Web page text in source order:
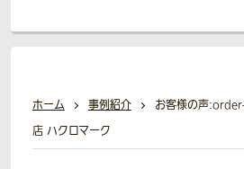
ホーム 事例紹介
お客様の声
店 ハクロマーク